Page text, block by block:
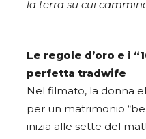
la terra su cui
Le regole d’oro e i
perfetta tradwife
Nel filmato, la donna
per un matrimonio
inizia alle sette del